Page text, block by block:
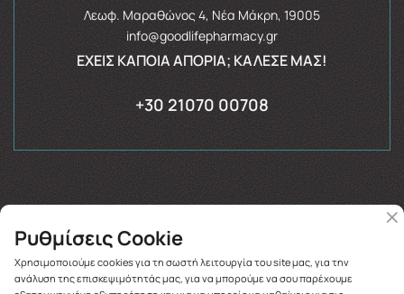
Λεωφ. Μαραθώνος 4, Νέα Μάκρη, 19005
info@goodlifepharmacy.gr
ΈΧΕΙΣ ΚΆΠΟΙΑ ΑΠΟΡΊΑ; ΚΆΛΕΣΈ ΜΑΣ!
+30 21070 00708
Copyright © 2026
Ρυθμίσεις Cookie
Χρησιμοποιούμε cookies για τη σωστή λειτουργία του site μας, για την
ανάλυση της επισκεψιμότητάς μας, για να μπορούμε να σου παρέχουμε